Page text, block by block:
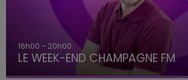
16h00 - 20h00
LE WEEK-END CHAMPAGNE FM